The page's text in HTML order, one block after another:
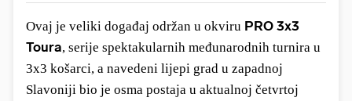
Ovaj je veliki događaj održan u okviru PRO 3x3
Toura, serije spektakularnih međunarodnih turnira u
3x3 košarci, a navedeni lijepi grad u zapadnoj
Slavoniji bio je osma postaja u aktualnoj četvrtoj